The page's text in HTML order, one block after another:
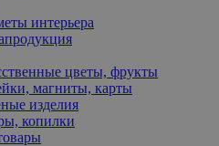
интерьера
цветы, фрукты
магниты, карты
изделия
копилки